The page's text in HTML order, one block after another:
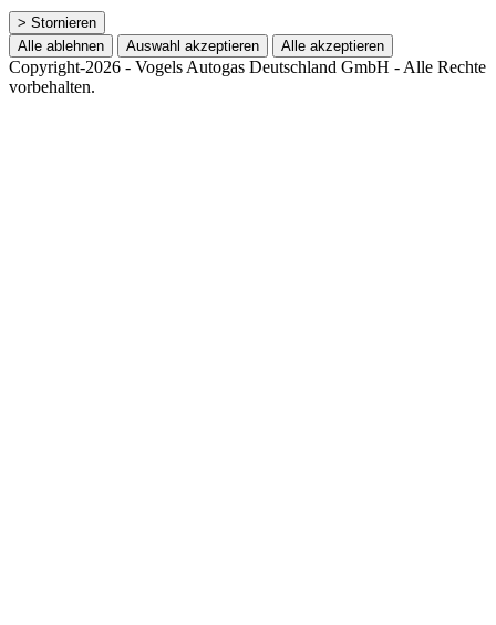
> Stornieren
Alle ablehnen
Auswahl akzeptieren Alle akzeptieren
Copyright-2026 - Vogels Autogas Deutschland GmbH - Alle Rechte
vorbehalten.